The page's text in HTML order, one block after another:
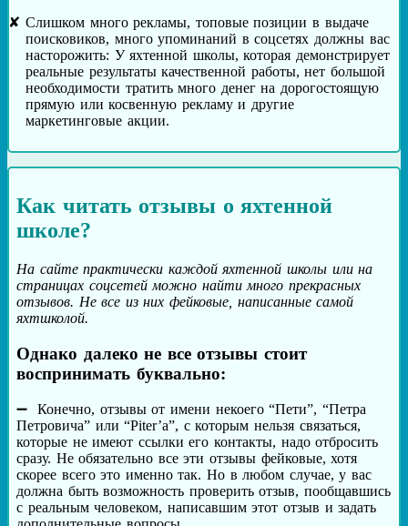
Слишком много рекламы, топовые позиции в выдаче
поисковиков, много упоминаний в соцсетях должны вас
насторожить: У яхтенной школы, которая демонстрирует
реальные результаты качественной работы, нет большой
необходимости тратить много денег на дорогостоящую
прямую или косвенную рекламу и другие
маркетинговые акции.
Как читать отзывы о яхтенной
школе?
На сайте практически каждой яхтенной школы или на
страницах соцсетей можно найти много прекрасных
отзывов. Не все из них фейковые, написанные самой
яхтшколой.
Однако далеко не все отзывы стоит
воспринимать буквально:
Конечно, отзывы от имени некоего “Пети”, “Петра
Петровича” или “Piter’а”, с которым нельзя связаться,
которые не имеют ссылки его контакты, надо отбросить
сразу. Не обязательно все эти отзывы фейковые, хотя
скорее всего это именно так. Но в любом случае, у вас
должна быть возможность проверить отзыв, пообщавшись
с реальным человеком, написавшим этот отзыв и задать